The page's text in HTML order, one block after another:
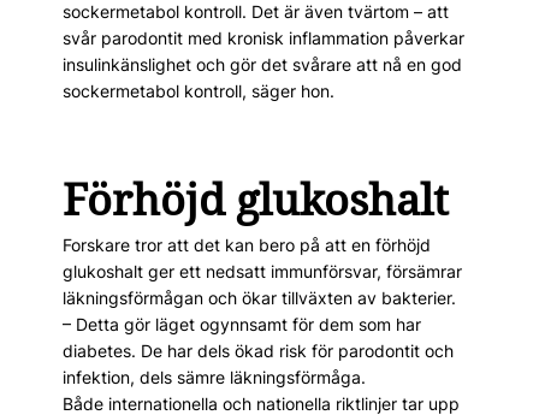
sockermetabol kontroll. Det är även tvärtom – att
svår parodontit med kronisk inflammation påverkar
insulinkänslighet och gör det svårare att nå en god
sockermetabol kontroll, säger hon.
Förhöjd glukoshalt
Forskare tror att det kan bero på att en förhöjd
glukoshalt ger ett nedsatt immunförsvar, försämrar
läkningsförmågan och ökar tillväxten av bakterier.
– Detta gör läget ogynnsamt för dem som har
diabetes. De har dels ökad risk för parodontit och
infektion, dels sämre läkningsförmåga.
Både internationella och nationella riktlinjer tar upp